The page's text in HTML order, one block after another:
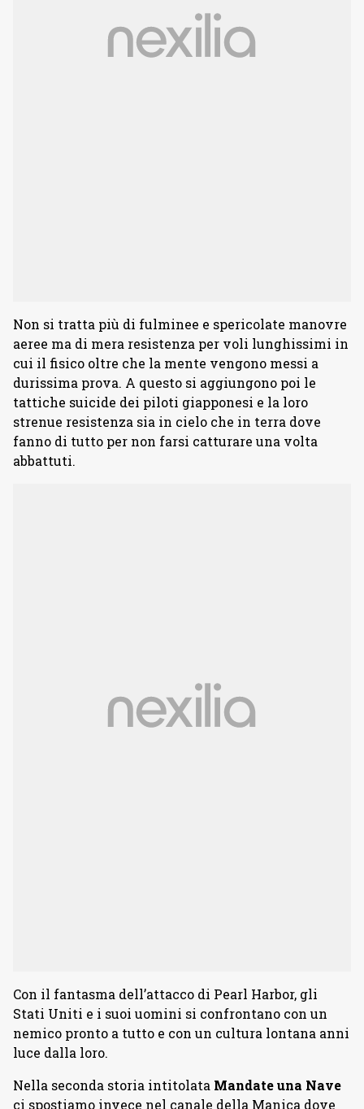
Non si tratta più di fulminee e spericolate manovre
aeree ma di mera resistenza per voli lunghissimi in
cui il fisico oltre che la mente vengono messi a
durissima prova. A questo si aggiungono poi le
tattiche suicide dei piloti giapponesi e la loro
strenue resistenza sia in cielo che in terra dove
fanno di tutto per non farsi catturare una volta
abbattuti.
Con il fantasma dell’attacco di Pearl Harbor, gli
Stati Uniti e i suoi uomini si confrontano con un
nemico pronto a tutto e con un cultura lontana anni
luce dalla loro.
Nella seconda storia intitolata Mandate una Nave
ci spostiamo invece nel canale della Manica dove